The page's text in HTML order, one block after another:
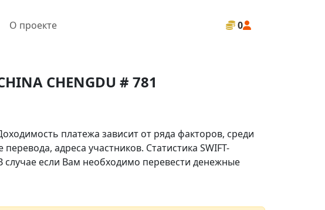
О проекте 0
CHENGDU # 781
платежа зависит от ряда факторов, среди
адреса участников. Статистика SWIFT-
если Вам необходимо перевести денежные